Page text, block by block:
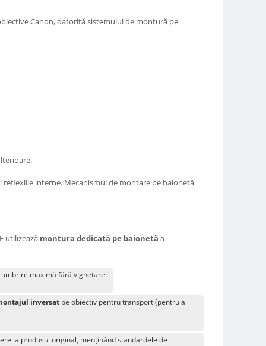
Canon, datorită sistemului de montură pe
interne. Mecanismul de montare pe baionetă
utilizează montura dedicată pe baionetă a
maximă fără vignetare.
inversat pe obiectiv pentru transport (pentru a
la produsul original, menținând standardele de